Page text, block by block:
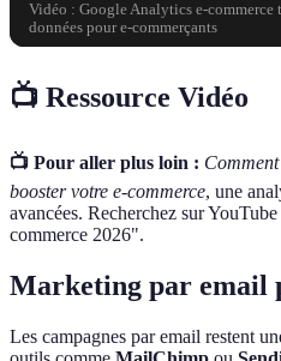
Vidéo : Google Analytics e-
données pour e-commerçants
📺 Ressource Vidéo
📺 Pour aller plus loin :
booster votre e-commerce, une
avancées. Recherchez sur
commerce 2026".
Marketing par email
Les campagnes par email restent